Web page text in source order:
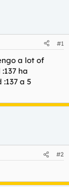
#1
a lot of
ha
a 5
#2